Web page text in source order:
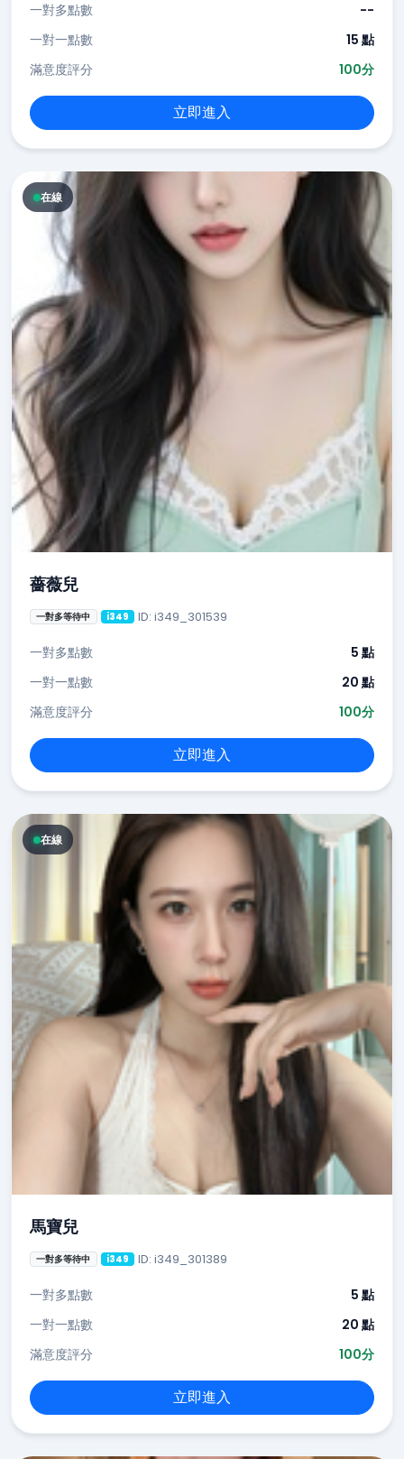
一對多點數
--
一對一點數
15 點
滿意度評分
100分
立即進入
在線
薔薇兒
一對多等待中 i349 ID: i349_301539
一對多點數
5 點
一對一點數
20 點
滿意度評分
100分
立即進入
在線
馬寶兒
一對多等待中 i349 ID: i349_301389
一對多點數
5 點
一對一點數
20 點
滿意度評分
100分
立即進入